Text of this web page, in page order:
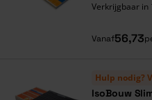
Verkrijgbaar in
Vanaf56,73
Hulp nodig?
IsoBouw